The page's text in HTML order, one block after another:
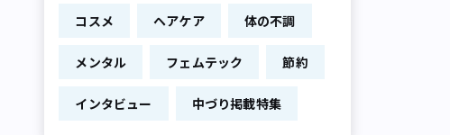
コスメ ヘアケア 体の不調
メンタル フェムテック 節約
インタビュー 中づり掲載特集